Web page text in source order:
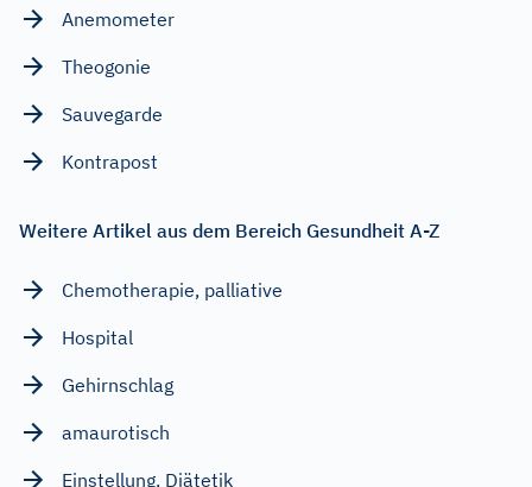
Anemometer
Theogonie
Sauvegarde
Kontrapost
Weitere Artikel aus dem Bereich Gesundheit A-Z
Chemotherapie, palliative
Hospital
Gehirnschlag
amaurotisch
Einstellung, Diätetik